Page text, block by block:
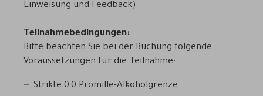
Einweisung und Feedback)
Teilnahmebedingungen:
Bitte beachten Sie bei der Buchung folgende
Voraussetzungen für die Teilnahme:
Strikte 0,0 Promille-Alkoholgrenze